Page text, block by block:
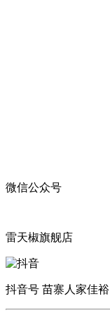
微信公众号
雷天椒旗舰店
抖音号 苗寨人家佳裕